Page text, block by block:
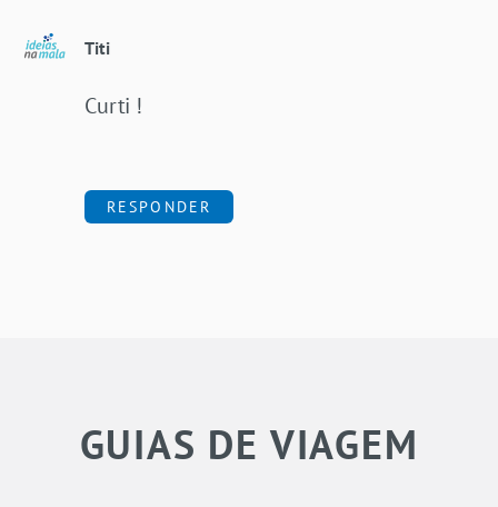
Titi
Curti !
RESPONDER
GUIAS DE VIAGEM